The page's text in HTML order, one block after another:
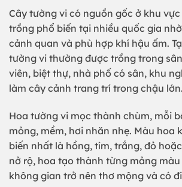
Cây tường vi có nguồn gốc ở khu
trồng phổ biến tại nhiều quốc gia
cảnh quan và phù hợp khí hậu ấm.
tường vi thường được trồng trong
viên, biệt thự, nhà phố có sân, khu
làm cây cảnh trang trí trong chậu lớn.
Hoa tường vi mọc thành chùm, mỗi
mỏng, mềm, hơi nhăn nhẹ. Màu hoa
biến nhất là hồng, tím, trắng, đỏ
nở rộ, hoa tạo thành từng mảng
không gian trở nên thơ mộng và có